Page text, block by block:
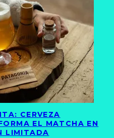
CERVEZA
EL MATCHA EN
LIMITADA